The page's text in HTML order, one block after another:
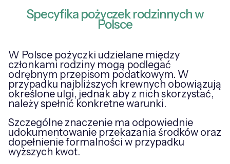
Specyfika pożyczek rodzinnych w
Polsce
W Polsce pożyczki udzielane między
członkami rodziny mogą podlegać
odrębnym przepisom podatkowym. W
przypadku najbliższych krewnych obowiązują
określone ulgi, jednak aby z nich skorzystać,
należy spełnić konkretne warunki.
Szczególne znaczenie ma odpowiednie
udokumentowanie przekazania środków oraz
dopełnienie formalności w przypadku
wyższych kwot.